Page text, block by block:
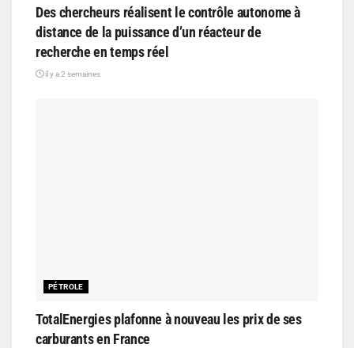
Des chercheurs réalisent le contrôle autonome à
distance de la puissance d’un réacteur de
recherche en temps réel
il y a 2 semaines
PÉTROLE
TotalEnergies plafonne à nouveau les prix de ses
carburants en France